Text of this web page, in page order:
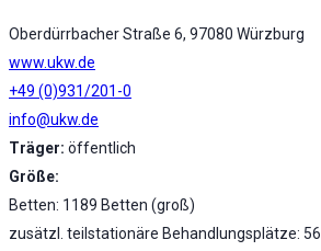
Oberdürrbacher Straße 6, 97080 Würzburg
www.ukw.de
+49 (0)931/201-0
info@ukw.de
Träger: öffentlich
Größe:
Betten: 1189 Betten (groß)
zusätzl. teilstationäre Behandlungsplätze: 56